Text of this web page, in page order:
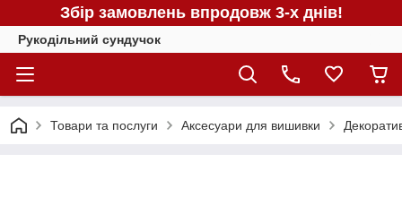
Збір замовлень впродовж 3-х днів!
Рукодільний сундучок
Товари та послуги Аксесуари для вишивки